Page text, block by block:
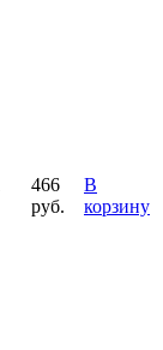
466
руб.
В
корзину